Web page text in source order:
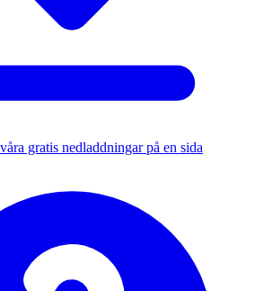
gratis nedladdningar på en sida